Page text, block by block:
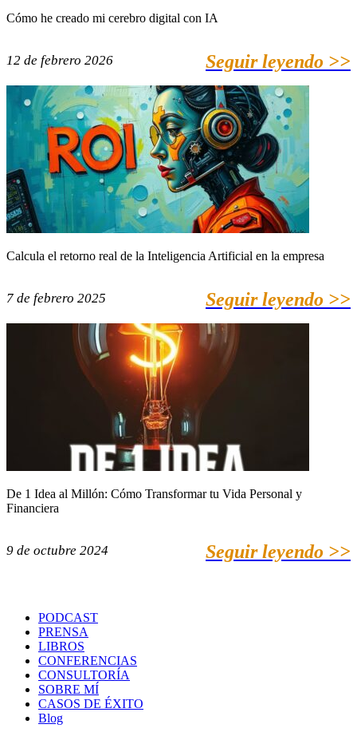
Cómo he creado mi cerebro digital con IA
12 de febrero 2026 Seguir leyendo >>
Calcula el retorno real de la Inteligencia Artificial en la empresa
7 de febrero 2025 Seguir leyendo >>
De 1 Idea al Millón: Cómo Transformar tu Vida Personal y
Financiera
9 de octubre 2024 Seguir leyendo >>
PODCAST
PRENSA
LIBROS
CONFERENCIAS
CONSULTORÍA
SOBRE MÍ
CASOS DE ÉXITO
Blog